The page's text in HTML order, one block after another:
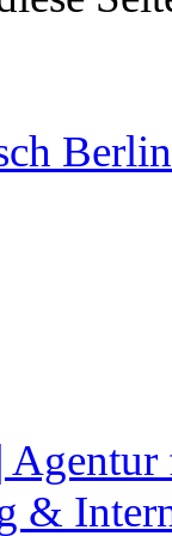
Berlin
Agentur
&